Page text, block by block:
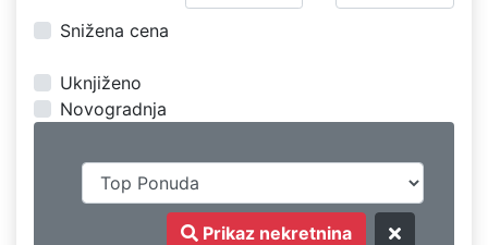
Snižena cena
Uknjiženo
Novogradnja
Prikaz nekretnina